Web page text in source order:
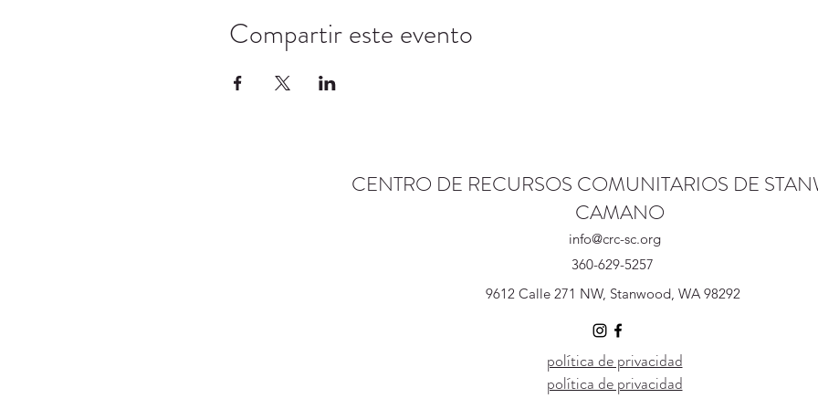
Compartir este evento
CENTRO DE RECURSOS COMUNITARIOS DE
CAMANO
info@crc-sc.org
360-629-5257
9612 Calle 271 NW, Stanwood, WA 98292
política de privacidad
política de privacidad